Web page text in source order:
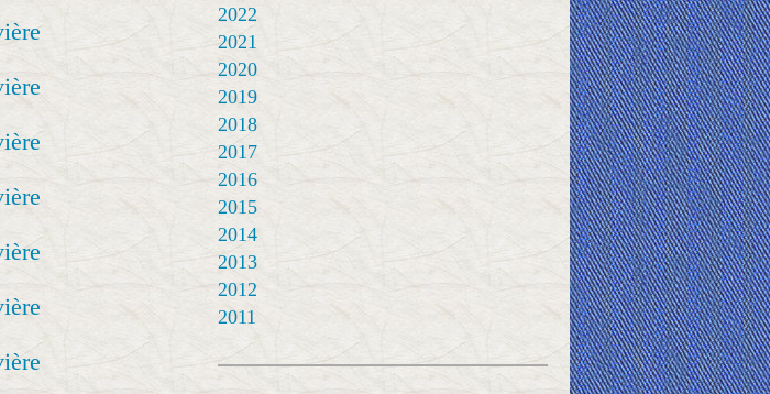
2022
2021
2020
2019
2018
2017
2016
2015
2014
2013
2012
2011